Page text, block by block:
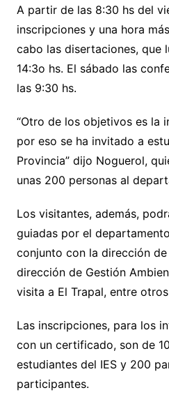
A partir de las 8:30 hs del
inscripciones y una hora
cabo las disertaciones, que
14:3o hs. El sábado las
las 9:30 hs.
“Otro de los objetivos es la
por eso se ha invitado a
Provincia” dijo Noguerol,
unas 200 personas al
Los visitantes, además,
guiadas por el
conjunto con la dirección
dirección de Gestión
visita a El Trapal, entre otros
Las inscripciones, para los
con un certificado, son de
estudiantes del IES y 200
participantes.